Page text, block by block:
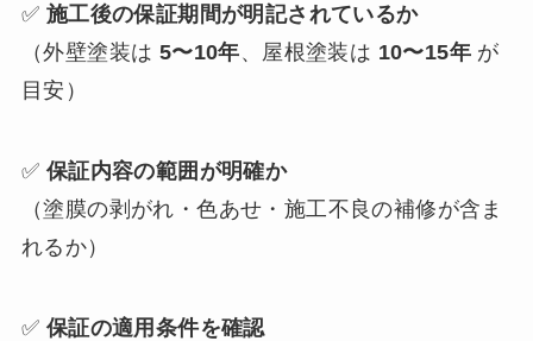
✅ 施工後の保証期間が明記されているか
（外壁塗装は 5〜10年、屋根塗装は 10〜15年 が
目安）
✅ 保証内容の範囲が明確か
（塗膜の剥がれ・色あせ・施工不良の補修が含ま
れるか）
✅ 保証の適用条件を確認